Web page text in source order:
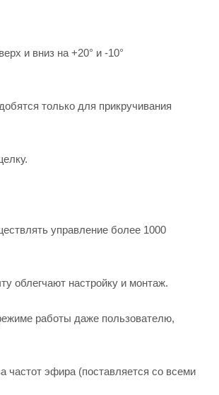
и вниз на +20° и -10°
только для прикручивания
управление более 1000
облегчают настройку и монтаж.
работы даже пользователю,
частот эфира (поставляется со всеми